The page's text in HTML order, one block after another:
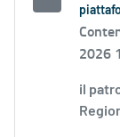
2026
il